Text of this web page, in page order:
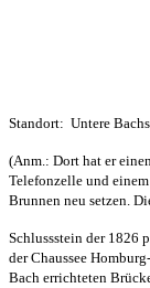
Standort: Untere
(Anm.: Dort hat er
Telefonzelle und
Brunnen neu setzen.
Schlussstein der 1826
der Chaussee
Bach errichteten